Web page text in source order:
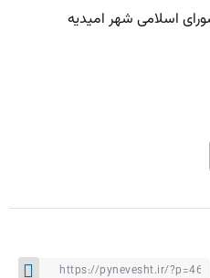
اسلامی شهر امیدیه